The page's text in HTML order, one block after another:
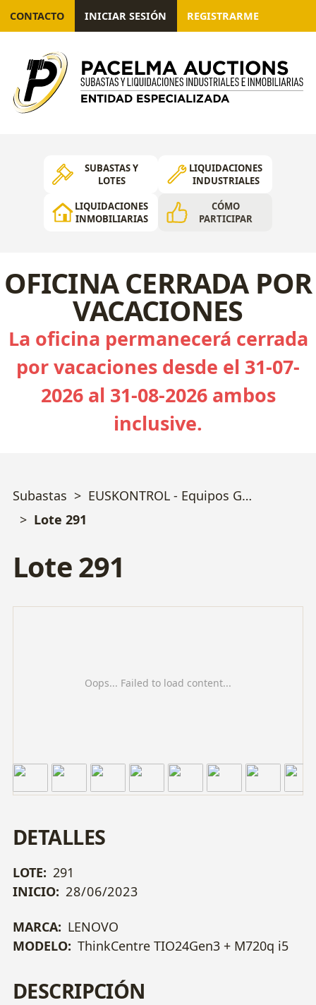
CONTACTO INICIAR SESIÓN REGISTRARME
SUBASTAS Y
LOTES
LIQUIDACIONES
INDUSTRIALES
LIQUIDACIONES
INMOBILIARIAS
CÓMO
PARTICIPAR
OFICINA CERRADA POR
VACACIONES
La oficina permanecerá cerrada
por vacaciones desde el 31-07-
2026 al 31-08-2026 ambos
inclusive.
Subastas
EUSKONTROL - Equipos Geotecnia, Sondeos, Calidad y Ensayos varios - Bizkaia
Lote 291
Lote 291
Oops... Failed to load content...
DETALLES
LOTE: 291
INICIO: 28/06/2023
MARCA: LENOVO
MODELO: ThinkCentre TIO24Gen3 + M720q i5
DESCRIPCIÓN